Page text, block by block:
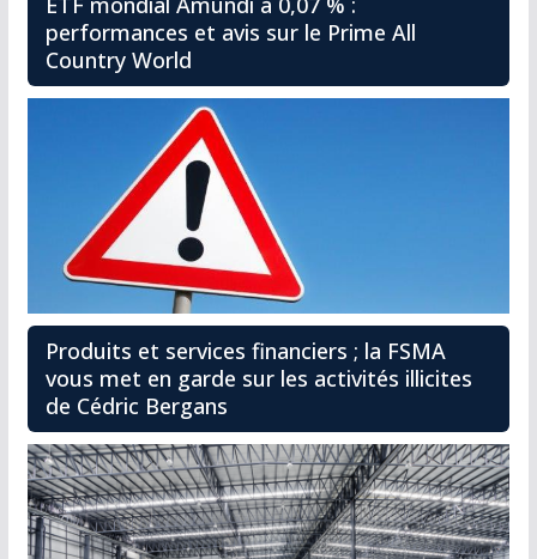
performances et avis sur le Prime All
Country World
Produits et services financiers ; la FSMA
vous met en garde sur les activités illicites
de Cédric Bergans